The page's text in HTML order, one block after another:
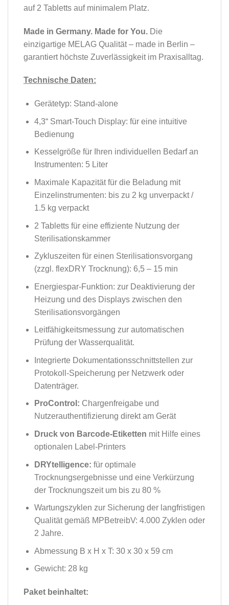
auf 2 Tabletts auf minimalem Platz.
Made in Germany. Made for You. Die
einzigartige MELAG Qualität – made in Berlin –
garantiert höchste Zuverlässigkeit im Praxisalltag.
Technische Daten:
Gerätetyp: Stand-alone
4,3“ Smart-Touch Display: für eine intuitive
Bedienung
Kesselgröße für Ihren individuellen Bedarf an
Instrumenten: 5 Liter
Maximale Kapazität für die Beladung mit
Einzelinstrumenten: bis zu 2 kg unverpackt /
1.5 kg verpackt
2 Tabletts für eine effiziente Nutzung der
Sterilisationskammer
Zykluszeiten für einen Sterilisationsvorgang
(zzgl. flexDRY Trocknung): 6,5 – 15 min
Energiespar-Funktion: zur Deaktivierung der
Heizung und des Displays zwischen den
Sterilisationsvorgängen
Leitfähigkeitsmessung zur automatischen
Prüfung der Wasserqualität.
Integrierte Dokumentationsschnittstellen zur
Protokoll-Speicherung per Netzwerk oder
Datenträger.
ProControl: Chargenfreigabe und
Nutzerauthentifizierung direkt am Gerät
Druck von Barcode-Etiketten mit Hilfe eines
optionalen Label-Printers
DRYtelligence: für optimale
Trocknungsergebnisse und eine Verkürzung
der Trocknungszeit um bis zu 80 %
Wartungszyklen zur Sicherung der langfristigen
Qualität gemäß MPBetreibV: 4.000 Zyklen oder
2 Jahre.
Abmessung B x H x T: 30 x 30 x 59 cm
Gewicht: 28 kg
Paket beinhaltet: